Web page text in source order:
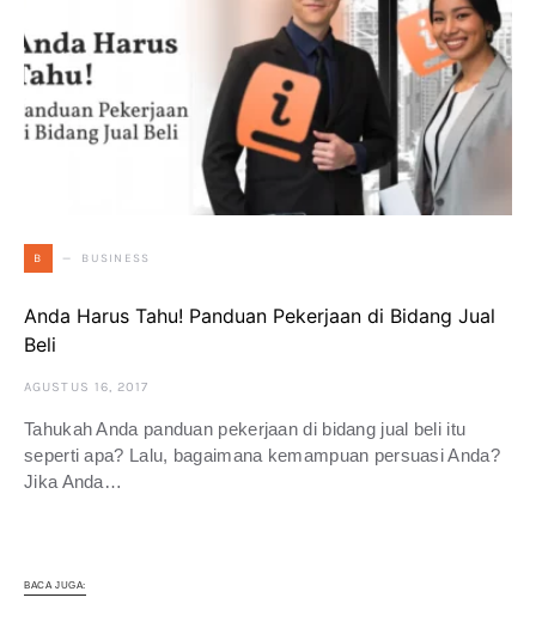
B BUSINESS
Anda Harus Tahu! Panduan Pekerjaan di Bidang Jual
Beli
AGUSTUS 16, 2017
Tahukah Anda panduan pekerjaan di bidang jual beli itu
seperti apa? Lalu, bagaimana kemampuan persuasi Anda?
Jika Anda…
BACA JUGA: